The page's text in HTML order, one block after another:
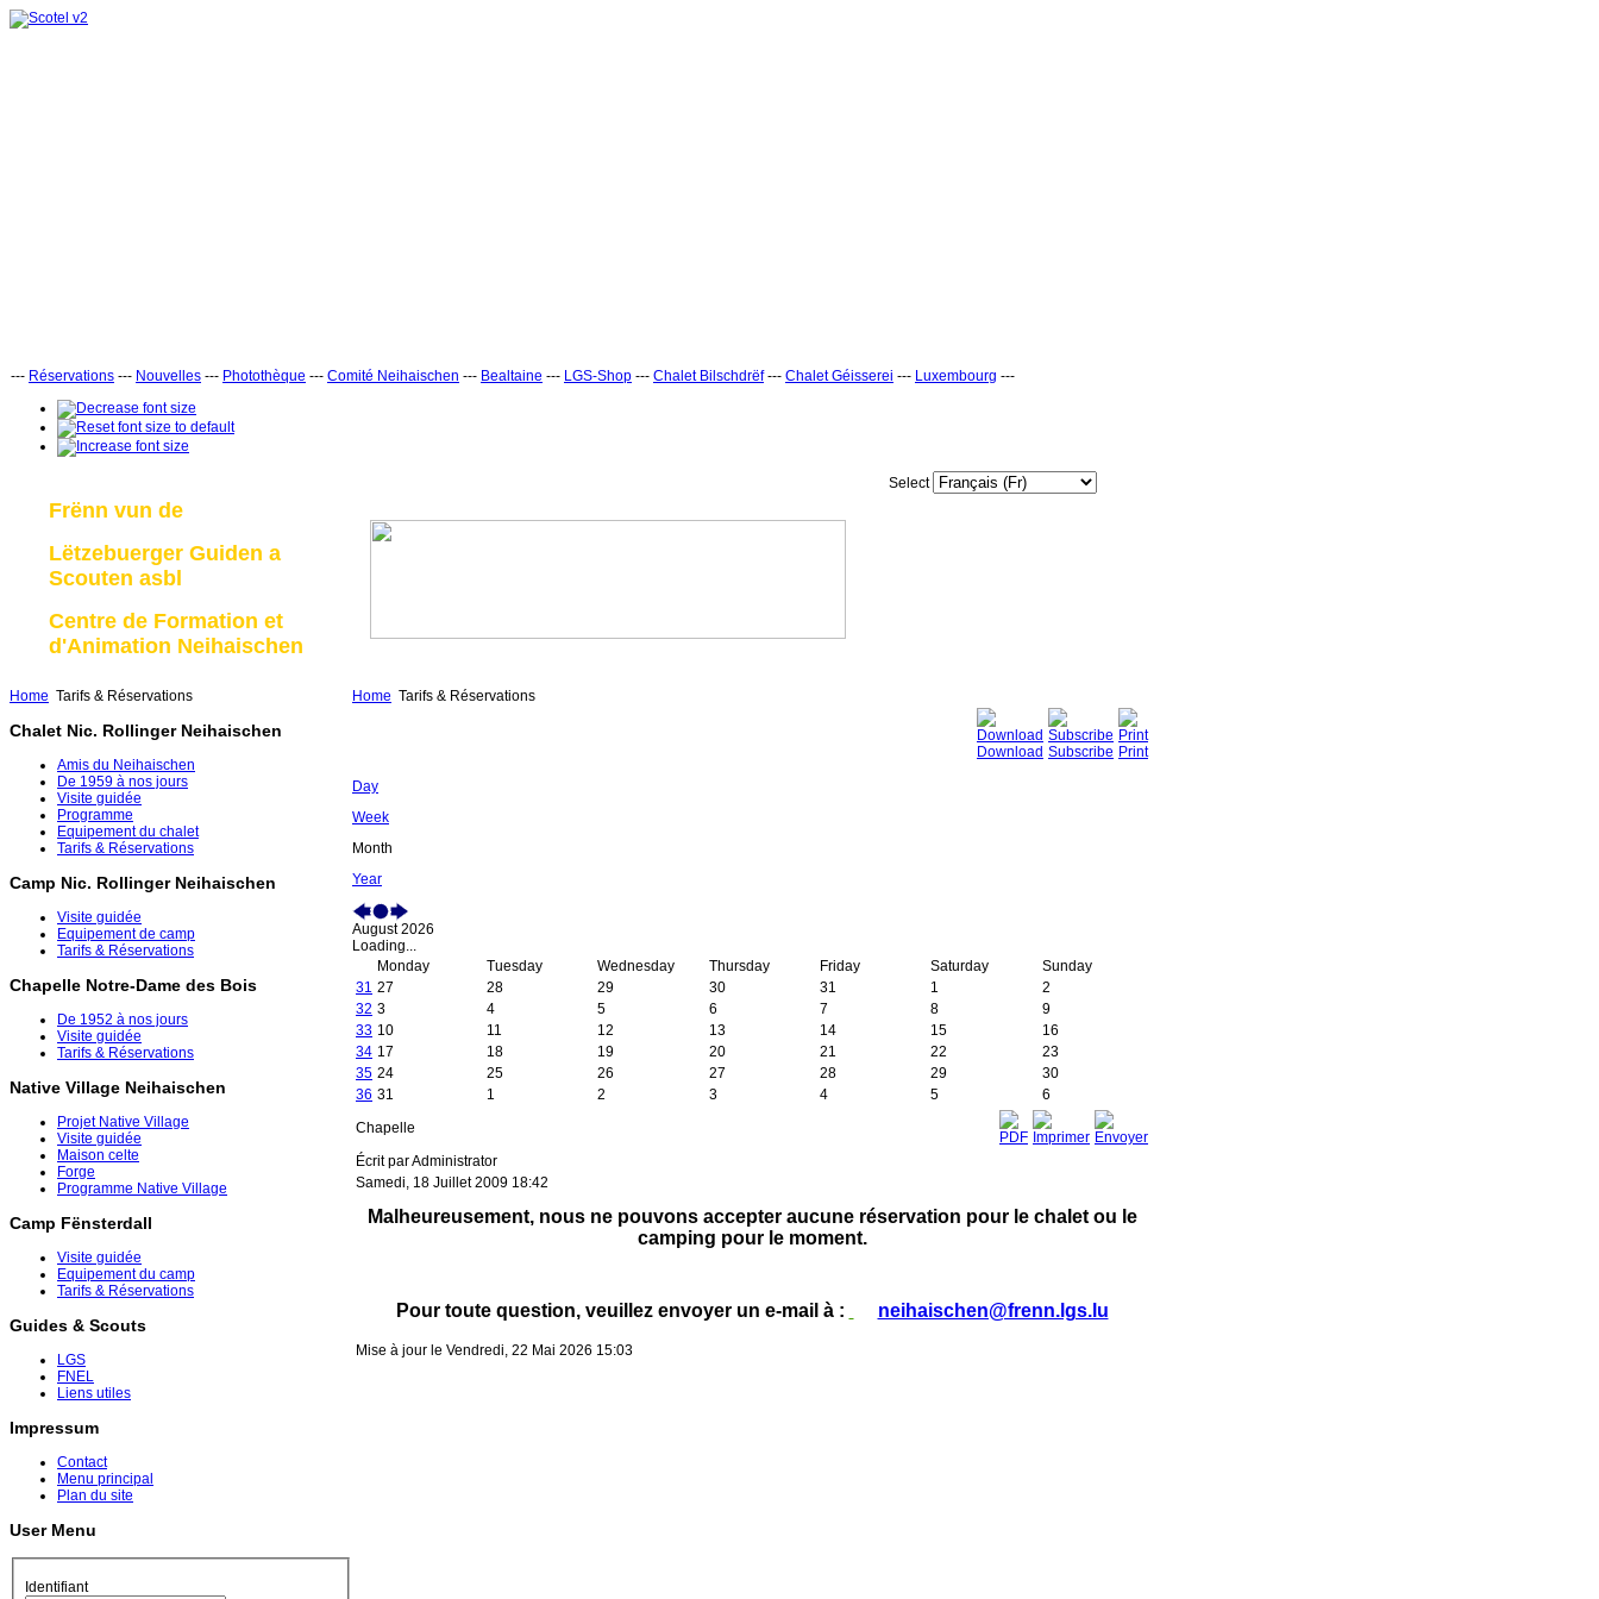
--- Réservations --- Nouvelles --- Photothèque --- Comité Neihaischen --- Bealtaine --- LGS-Shop --- Chalet Bilschdrëf--- Chalet Géisserei --- Luxembourg ---
Frënn vun de
Lëtzebuerger Guiden a
Scouten asbl
Centre de Formation et
d'Animation Neihaischen
Select
Home Tarifs & Réservations
Chalet Nic. Rollinger Neihaischen
Amis du Neihaischen
De 1959 à nos jours
Visite guidée
Programme
Equipement du chalet
Tarifs & Réservations
Camp Nic. Rollinger Neihaischen
Visite guidée
Equipement de camp
Tarifs & Réservations
Chapelle Notre-Dame des Bois
De 1952 à nos jours
Visite guidée
Tarifs & Réservations
Native Village Neihaischen
Projet Native Village
Visite guidée
Maison celte
Forge
Programme Native Village
Camp Fënsterdall
Visite guidée
Equipement du camp
Tarifs & Réservations
Guides & Scouts
LGS
FNEL
Liens utiles
Impressum
Contact
Menu principal
Plan du site
User Menu
Identifiant
Home Tarifs & Réservations
Download Subscribe Print
Day
Week
Month
Year
August 2026
Loading...
Monday
Tuesday Wednesday Thursday Friday Saturday
Sunday
31 27 28 29 30 31 1
2
32 3 4 5 6 7 8
9
33 10 11 12 13 14 15
16
34 17 18 19 20 21 22
23
35 24 25 26 27 28 29
30
36 31 1 2 3 4 5
6
Chapelle
Écrit par Administrator
Samedi, 18 Juillet 2009 18:42
Malheureusement, nous ne pouvons accepter aucune réservation pour le chalet ou le
camping pour le moment.
Pour toute question, veuillez envoyer un e-mail à : neihaischen@frenn.lgs.lu
Mise à jour le Vendredi, 22 Mai 2026 15:03